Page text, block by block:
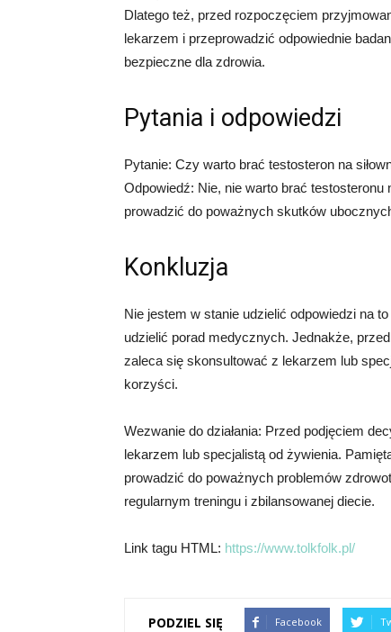
Dlatego też, przed rozpoczęciem
lekarzem i przeprowadzić odpowiednie
bezpieczne dla zdrowia.
Pytania i odpowiedzi
Pytanie: Czy warto brać testosteron na
Odpowiedź: Nie, nie warto brać
prowadzić do poważnych skutków
Konkluzja
Nie jestem w stanie udzielić odpowiedzi na
udzielić porad medycznych. Jednakże,
zaleca się skonsultować z lekarzem lub
korzyści.
Wezwanie do działania: Przed podjęciem
lekarzem lub specjalistą od żywienia.
prowadzić do poważnych problemów
regularnym treningu i zbilansowanej diecie.
Link tagu HTML: https://www.tolkfolk.pl/
PODZIEL SIĘ Facebook